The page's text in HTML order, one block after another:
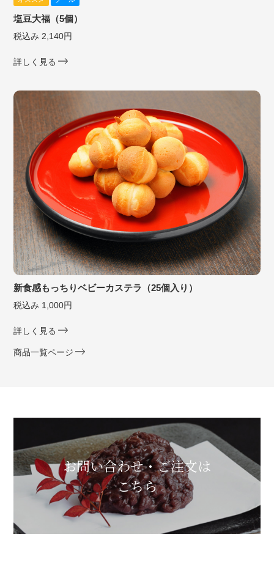
塩豆大福（5個）
税込み 2,140円
詳しく見る
新食感もっちりベビーカステラ（25個入り）
税込み 1,000円
詳しく見る
商品一覧ページ
お問い合わせ・ご注文は
こちら